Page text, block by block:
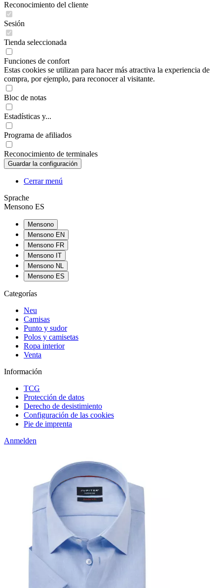
Reconocimiento del cliente
Sesión
Tienda seleccionada
Funciones de confort
Estas cookies se utilizan para hacer más atractiva la experiencia de
compra, por ejemplo, para reconocer al visitante.
Bloc de notas
Estadísticas y...
Programa de afiliados
Reconocimiento de terminales
Cerrar menú
Sprache
Mensono ES
Mensono
Mensono EN
Mensono FR
Mensono IT
Mensono NL
Mensono ES
Categorías
Neu
Camisas
Punto y sudor
Polos y camisetas
Ropa interior
Venta
Información
TCG
Protección de datos
Derecho de desistimiento
Configuración de las cookies
Pie de imprenta
Anmelden